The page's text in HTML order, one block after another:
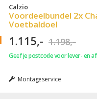
Calzio
Voordeelbundel 2x
Voetbaldoel
1.115,- 1.198,-
Geef je postcode voor lever- en
Montageservice